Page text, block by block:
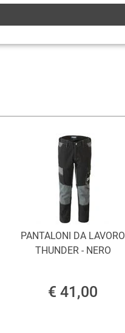
PANTALONI DA LAVORO
THUNDER - NERO
€ 41,00